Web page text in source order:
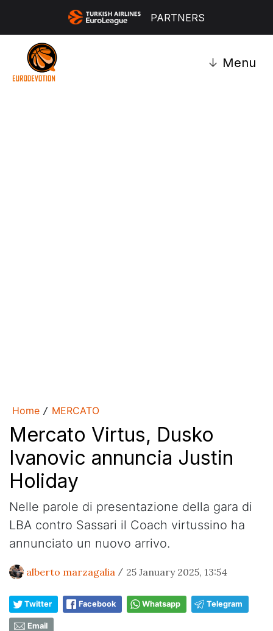
PARTNERS
↓ Menu
Home / MERCATO
Mercato Virtus, Dusko
Ivanovic annuncia Justin
Holiday
Nelle parole di presentazione della gara di
LBA contro Sassari il Coach virtussino ha
annunciato un nuovo arrivo.
alberto marzagalia / 25 January 2025, 13:54
Twitter Facebook Whatsapp Telegram
Email